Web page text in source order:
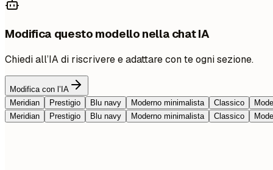
Modifica questo modello nella chat IA
Chiedi all’IA di riscrivere e adattare con te ogni sezione.
Modifica con l’IA
Meridian
Prestigio Blu navy Moderno minimalista Classico
Meridian
Prestigio Blu navy Moderno minimalista Classico